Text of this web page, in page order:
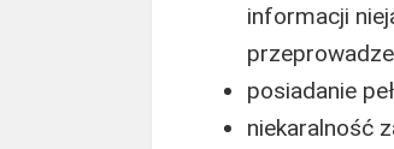
informacji
posiadanie
niekaralność